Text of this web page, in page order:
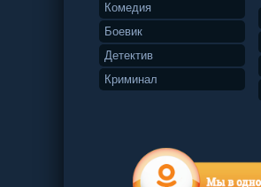
Комедия
Боевик
Детектив
Криминал